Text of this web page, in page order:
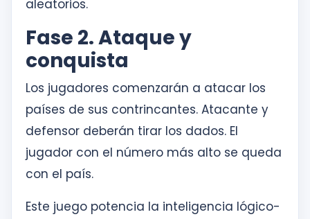
aleatorios.
Fase 2. Ataque y
conquista
Los jugadores comenzarán a atacar los
países de sus contrincantes. Atacante y
defensor deberán tirar los dados. El
jugador con el número más alto se queda
con el país.
Este juego potencia la inteligencia lógico-